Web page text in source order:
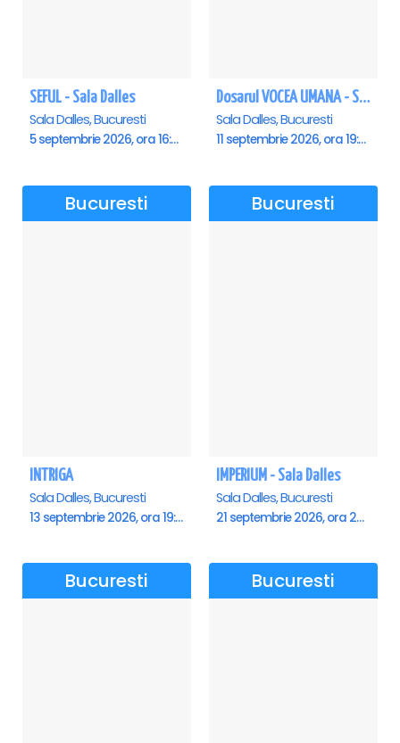
SEFUL - Sala Dalles
Sala Dalles, Bucuresti
5 septembrie 2026, ora 16:00
Dosarul VOCEA UMANA - Sala Dalles
Sala Dalles, Bucuresti
11 septembrie 2026, ora 19:30
Bucuresti
INTRIGA
Sala Dalles, Bucuresti
13 septembrie 2026, ora 19:00
Bucuresti
IMPERIUM - Sala Dalles
Sala Dalles, Bucuresti
21 septembrie 2026, ora 20:00
Bucuresti Bucuresti